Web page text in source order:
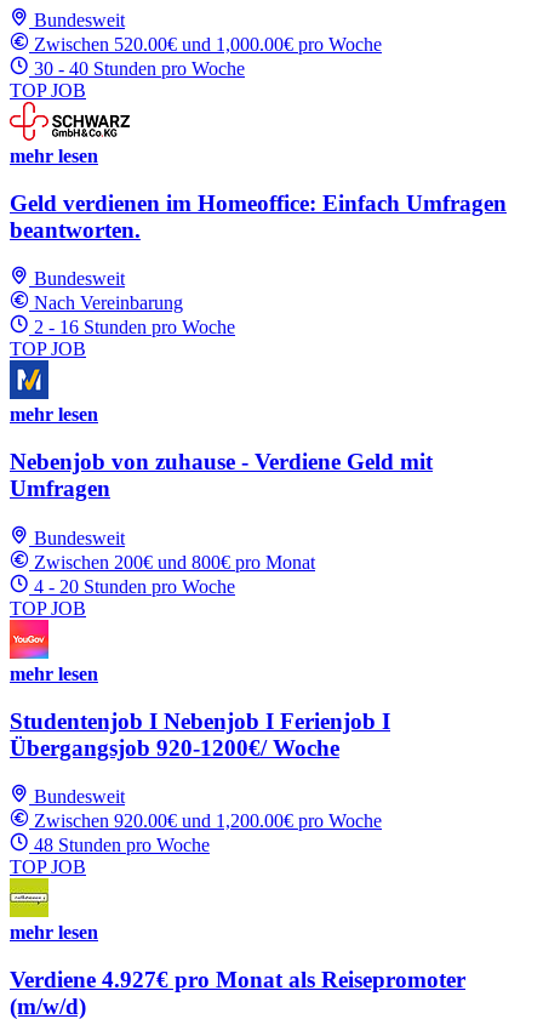
Bundesweit
Zwischen 520.00€ und 1,000.00€ pro Woche
30 - 40 Stunden pro Woche
TOP JOB
mehr lesen
Geld verdienen im Homeoffice: Einfach Umfragen
beantworten.
Bundesweit
Nach Vereinbarung
2 - 16 Stunden pro Woche
TOP JOB
mehr lesen
Nebenjob von zuhause - Verdiene Geld mit
Umfragen
Bundesweit
Zwischen 200€ und 800€ pro Monat
4 - 20 Stunden pro Woche
TOP JOB
mehr lesen
Studentenjob I Nebenjob I Ferienjob I
Übergangsjob 920-1200€/ Woche
Bundesweit
Zwischen 920.00€ und 1,200.00€ pro Woche
48 Stunden pro Woche
TOP JOB
mehr lesen
Verdiene 4.927€ pro Monat als Reisepromoter
(m/w/d)